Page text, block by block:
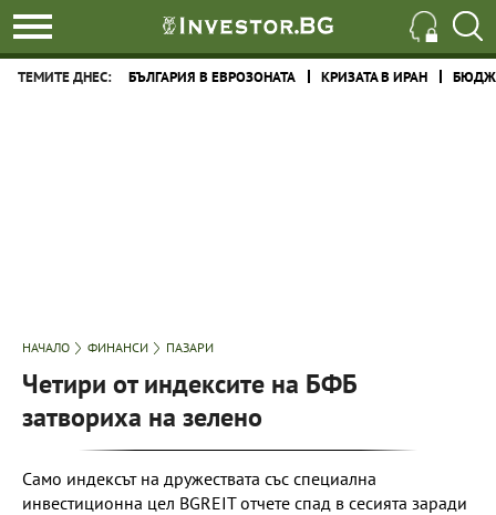
ТЕМИТЕ ДНЕС: БЪЛГАРИЯ В ЕВРОЗОНАТА КРИЗАТА В ИРАН
НАЧАЛО ФИНАНСИ ПАЗАРИ
Четири от индексите на БФБ
затвориха на зелено
Само индексът на дружествата със специална
инвестиционна цел BGREIT отчете спад в сесията заради